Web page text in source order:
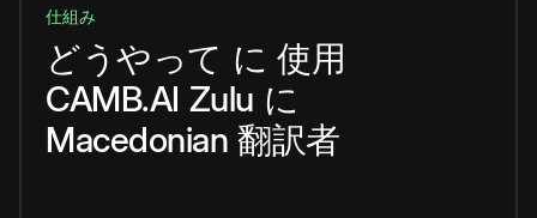
仕組み
どうやって に 使用
CAMB.AI Zulu に
Macedonian 翻訳者